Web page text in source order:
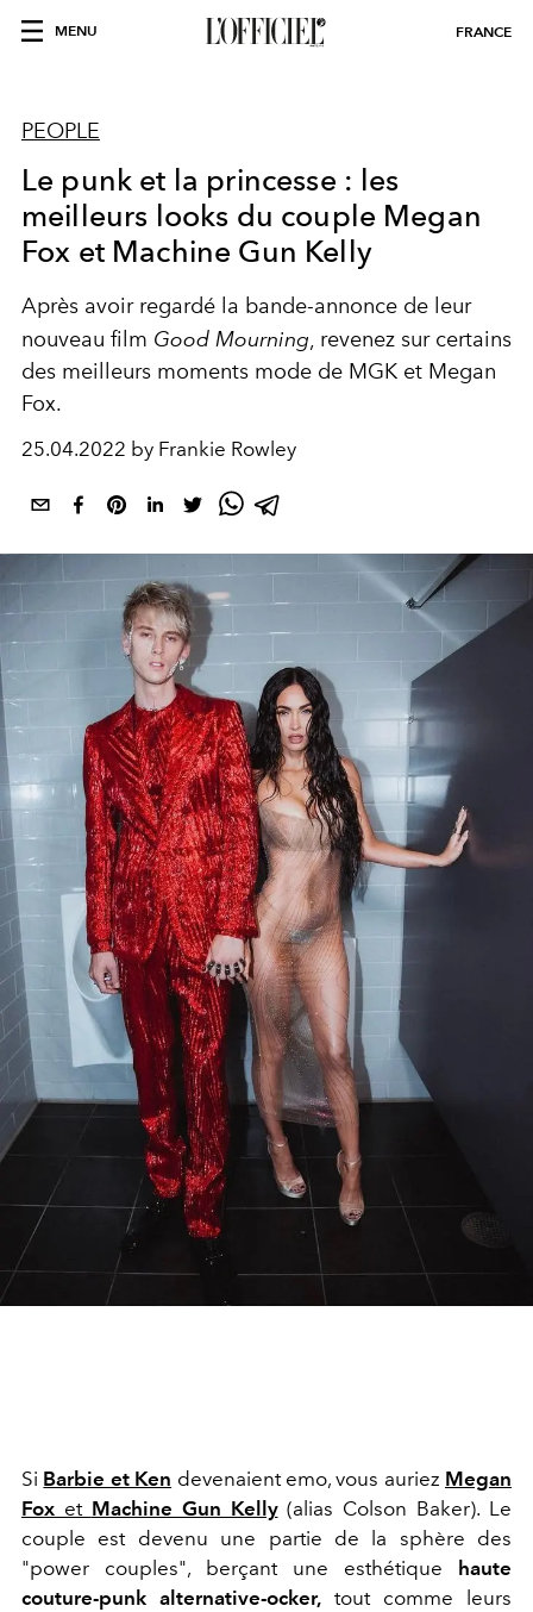
MENU FRANCE
PEOPLE
Le punk et la princesse : les
meilleurs looks du couple Megan
Fox et Machine Gun Kelly
Après avoir regardé la bande-annonce de leur
nouveau film Good Mourning, revenez sur certains
des meilleurs moments mode de MGK et Megan
Fox.
25.04.2022 by Frankie Rowley
Si Barbie et Ken devenaient emo, vous auriez Megan
Fox et Machine Gun Kelly(alias Colson Baker). Le
couple est devenu une partie de la sphère des
"power couples", berçant une esthétique
haute
couture-punk alternative-ocker, tout comme leurs